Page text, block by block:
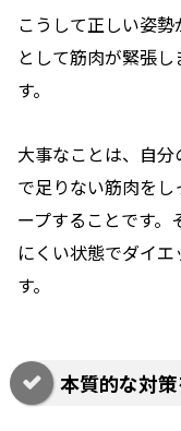
こうして正しい姿
として筋肉が緊張
す。
大事なことは、自
で足りない筋肉を
ープすることです。
にくい状態でダイ
す。
本質的な対